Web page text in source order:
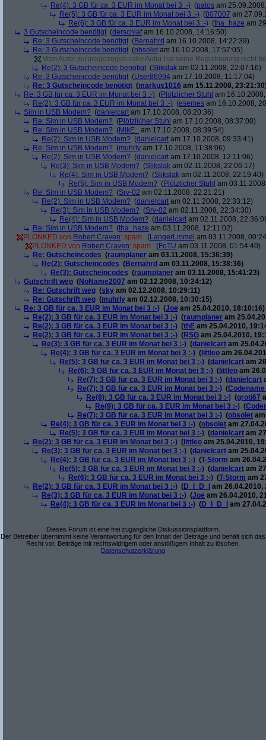
Re(4): 3 GB für ca. 3 EUR im Monat bei 3 :-) (patos am
Re(5): 3 GB für ca. 3 EUR im Monat bei 3 :-) (007007 am
Re(6): 3 GB für ca. 3 EUR im Monat bei 3 :-) (tha_haze am
3 Gutscheincode benötigt (derschlafam 16.10.2008, 14:16:50)
Re: 3 Gutscheincode benötigt (Bernahrd am 16.10.2008, 14:22:39)
Re: 3 Gutscheincode benötigt (obsolet am 16.10.2008, 17:57:05)
Vom Autor zurückgezogen oder Autor hat seine Registrierung nicht
Re(2): 3 Gutscheincode benötigt (Slikslak am 02.11.2008, 22:07:16)
Re: 3 Gutscheincode benötigt (User86994 am 17.10.2008, 11:17:04)
Re: 3 Gutscheincode benötigt (markus1016 am 15.11.2008,
Re: 3 GB für ca. 3 EUR im Monat bei 3 :-) (Plötzlicher Stuhl am
Re(2): 3 GB für ca. 3 EUR im Monat bei 3 :-) (esemes am 16.10.2008,
Sim in USB Modem? (danielcart am 17.10.2008, 08:20:36)
Re: Sim in USB Modem? (Plötzlicher Stuhl am 17.10.2008, 08:37:00)
Re: Sim in USB Modem? (MikE_
am 17.10.2008, 08:39:54)
Re(2): Sim in USB Modem? (danielcart am 17.10.2008, 09:33:41)
Re: Sim in USB Modem? (muhrly am 17.10.2008, 11:38:06)
Re(2): Sim in USB Modem? (danielcart am 17.10.2008, 12:11:06)
Re(3): Sim in USB Modem? (Slikslak am 02.11.2008, 22:06:17)
Re(4): Sim in USB Modem? (Slikslak am 02.11.2008, 22:19:40)
Re(5): Sim in USB Modem? (Plötzlicher Stuhl am
Re: Sim in USB Modem? (Srv-02 am 02.11.2008, 22:21:21)
Re(2): Sim in USB Modem? (danielcart am 02.11.2008, 22:33:12)
Re(3): Sim in USB Modem? (Srv-02 am 02.11.2008, 22:34:30)
Re(4): Sim in USB Modem? (danielcart am 02.11.2008,
Re: Sim in USB Modem? (tha_haze am 03.11.2008, 12:11:02)
PLONKED von Robert Craven: spam (LangerLmmel am 03.11.2008,
PLONKED von Robert Craven: spam (FoTU am 03.11.2008, 01:54:40)
Re: Gutscheincodes (raumplaner am 03.11.2008, 15:36:39)
Re(2): Gutscheincodes (Bernahrd am 03.11.2008, 15:38:36)
Re(3): Gutscheincodes (raumplaner am 03.11.2008, 15:41:23)
Gutschrift weg (NoName2007 am 02.12.2008, 10:24:12)
Re: Gutschrift weg (sky am 02.12.2008, 10:29:11)
Re: Gutschrift weg (muhrly am 02.12.2008, 10:30:15)
Re: 3 GB für ca. 3 EUR im Monat bei 3 :-) (Joe am 25.04.2010, 18:10:16)
Re(2): 3 GB für ca. 3 EUR im Monat bei 3 :-) (raumplaner am
Re(2): 3 GB für ca. 3 EUR im Monat bei 3 :-) (thE am 25.04.2010,
Re(2): 3 GB für ca. 3 EUR im Monat bei 3 :-) (RSG am 25.04.2010,
Re(3): 3 GB für ca. 3 EUR im Monat bei 3 :-) (danielcart am
Re(4): 3 GB für ca. 3 EUR im Monat bei 3 :-) ( littleo am
Re(5): 3 GB für ca. 3 EUR im Monat bei 3 :-) (danielcart am
Re(6): 3 GB für ca. 3 EUR im Monat bei 3 :-) ( littleo am
Re(7): 3 GB für ca. 3 EUR im Monat bei 3 :-) (danielcart
Re(7): 3 GB für ca. 3 EUR im Monat bei 3 :-) (Codename
Re(8): 3 GB für ca. 3 EUR im Monat bei 3 :-) (groti67
Re(9): 3 GB für ca. 3 EUR im Monat bei 3 :-) (
Re(7): 3 GB für ca. 3 EUR im Monat bei 3 :-) (obsolet
Re(4): 3 GB für ca. 3 EUR im Monat bei 3 :-) (obsolet am
Re(5): 3 GB für ca. 3 EUR im Monat bei 3 :-) (danielcart am
Re(2): 3 GB für ca. 3 EUR im Monat bei 3 :-) ( littleo am 25.04.2010,
Re(3): 3 GB für ca. 3 EUR im Monat bei 3 :-) (danielcart am
Re(4): 3 GB für ca. 3 EUR im Monat bei 3 :-) (T-Storm am
Re(5): 3 GB für ca. 3 EUR im Monat bei 3 :-) (danielcart am
Re(6): 3 GB für ca. 3 EUR im Monat bei 3 :-) (T-Storm am
Re(2): 3 GB für ca. 3 EUR im Monat bei 3 :-) (D_I_D_I
am 26.04.2010,
Re(3): 3 GB für ca. 3 EUR im Monat bei 3 :-) (Joe am 26.04.2010,
Re(4): 3 GB für ca. 3 EUR im Monat bei 3 :-) (D_I_D_I am
Dieses Forum ist eine frei zugängliche Diskussionsplattform.
Der Betreiber übernimmt keine Verantwortung für den Inhalt der Beiträge und behält sich das
Recht vor, Beiträge mit rechtswidrigem oder anstößigem Inhalt zu löschen.
Datenschutzerklärung